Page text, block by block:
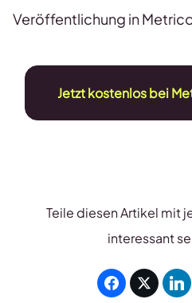
Veröffentlichung in
Jetzt kostenlos bei
Teile diesen Artikel mit
interessant